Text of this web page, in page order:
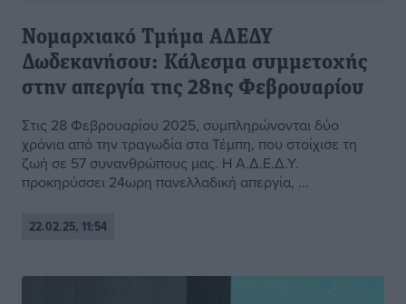
Νομαρχιακό Τμήμα ΑΔΕΔΥ
Δωδεκανήσου: Κάλεσμα συμμετοχής
στην απεργία της 28ης Φεβρουαρίου
Στις 28 Φεβρουαρίου 2025, συμπληρώνονται δύο
χρόνια από την τραγωδία στα Τέμπη, που στοίχισε τη
ζωή σε 57 συνανθρώπους μας. Η Α.Δ.Ε.Δ.Υ.
προκηρύσσει 24ωρη πανελλαδική απεργία, ...
22.02.25, 11:54